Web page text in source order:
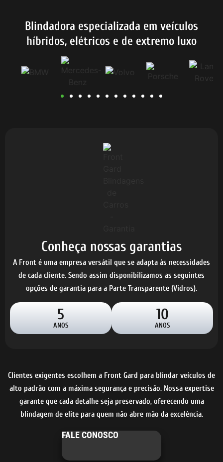
Blindadora especializada em veículos
híbridos, elétricos e de extremo luxo
Conheça nossas garantias
A Front é uma empresa versátil que se adapta às necessidades
de cada cliente. Sendo assim disponibilizamos as seguintes
opções de garantia para a Parte Transparente (Vidros).
5
ANOS
10
ANOS
Clientes exigentes escolhem a Front Gard para blindar veículos de
alto padrão com a máxima segurança e precisão. Nossa expertise
garante que cada detalhe seja preservado, oferecendo uma
blindagem de elite para quem não abre mão da excelência.
FALE CONOSCO